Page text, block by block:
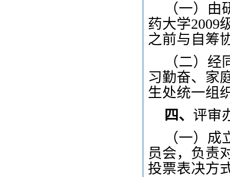
（一）
药大学2009
之前与自筹
（二） 经
习勤奋、家
生处统一组
四、 评审
（一）
员会，负责
投票表决方